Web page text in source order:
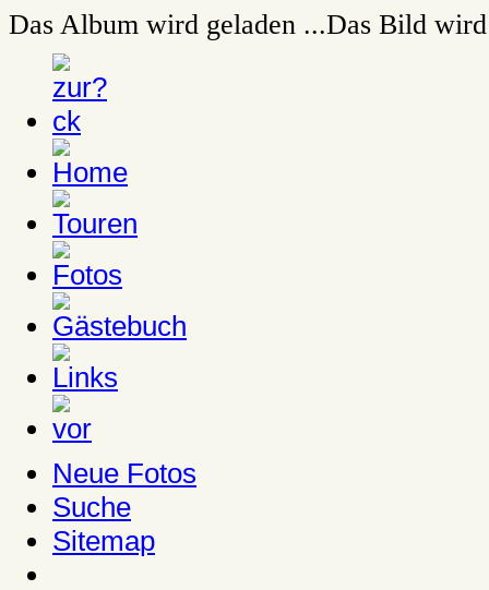
Das Album wird geladen ...Das Bild
Neue Fotos
Suche
Sitemap